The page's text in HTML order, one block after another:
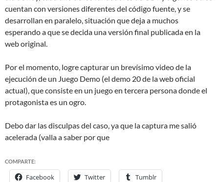
cuentan con versiones diferentes del código fuente, y se
desarrollan en paralelo, situación que deja a muchos
esperando a que se decida una versión final publicada en la
web original.
Por el momento, logre capturar un brevísimo video de la
ejecución de un Juego Demo (el demo 20 de la web oficial
actual), que consiste en un juego en tercera persona donde el
protagonista es un ogro.
Debo dar las disculpas del caso, ya que la captura me salió
acelerada (valla a saber por que
COMPARTE:
Facebook Twitter Tumblr